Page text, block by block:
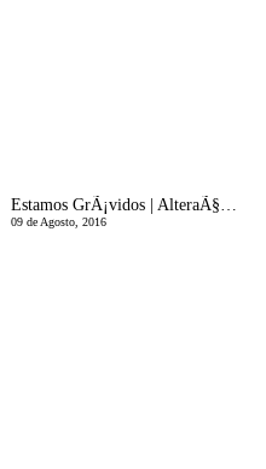
Estamos GrÃ¡vidos | AlteraÃ§Ãµes emocionais na gravidez- existem na mÃ£e e no pai!
09 de Agosto, 2016